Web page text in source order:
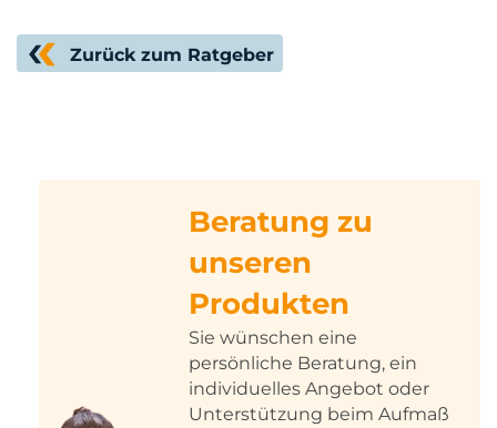
Zurück zum Ratgeber
Beratung zu
unseren
Produkten
Sie wünschen eine
persönliche Beratung, ein
individuelles Angebot oder
Unterstützung beim Aufmaß